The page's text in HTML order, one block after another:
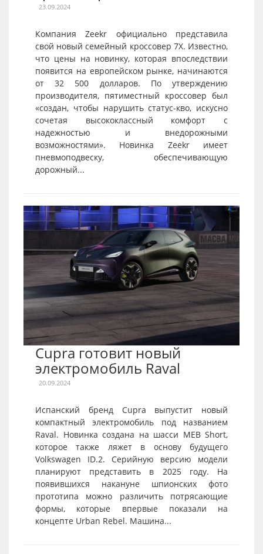
23.09.2024
Компания Zeekr официально представила
свой новый семейный кроссовер 7X. Известно,
что цены на новинку, которая впоследствии
появится на европейском рынке, начинаются
от 32 500 долларов. По утверждению
производителя, пятиместный кроссовер был
«создан, чтобы нарушить статус-кво, искусно
сочетая высококлассный комфорт с
надежностью и внедорожными
возможностями». Новинка Zeekr имеет
пневмоподвеску, обеспечивающую
дорожный...
Cupra готовит новый
электромобиль Raval
20.09.2024
Испанский бренд Cupra выпустит новый
компактный электромобиль под названием
Raval. Новинка создана на шасси MEB Short,
которое также ляжет в основу будущего
Volkswagen ID.2. Серийную версию модели
планируют представить в 2025 году. На
появившихся накануне шпионских фото
прототипа можно различить потрясающие
формы, которые впервые показали на
концепте Urban Rebel. Машина...